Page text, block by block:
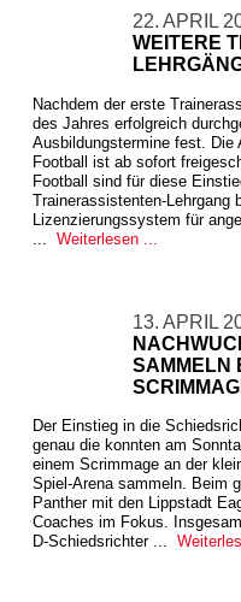
22. APRIL
WEITERE
Nachdem der erste
des Jahres erfolgreich
Ausbildungstermine fest. Die
Football ist ab sofort
Football sind für diese
Trainerassistenten-Lehrgang
Lizenzierungssystem für
... Weiterlesen ...
13. APRIL
SAMMELN
Der Einstieg in die
genau die konnten am
einem Scrimmage an der
Spiel-Arena sammeln. Beim
Panther mit den Lippstadt
Coaches im Fokus.
D-Schiedsrichter ...